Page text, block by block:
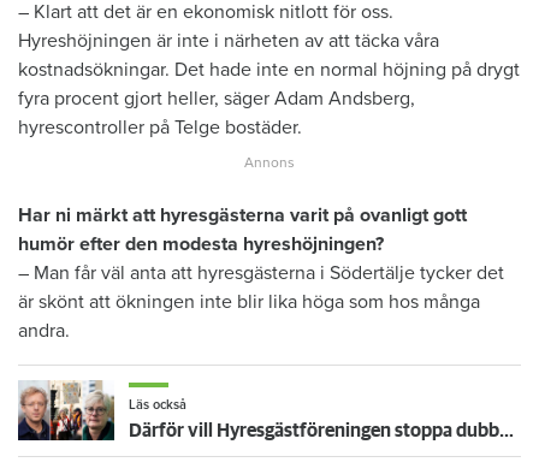
– Klart att det är en ekonomisk nitlott för oss.
Hyreshöjningen är inte i närheten av att täcka våra
kostnadsökningar. Det hade inte en normal höjning på drygt
fyra procent gjort heller, säger Adam Andsberg,
hyrescontroller på Telge bostäder.
Har ni märkt att hyresgästerna varit på ovanligt gott
humör efter den modesta hyreshöjningen?
– Man får väl anta att hyresgästerna i Södertälje tycker det
är skönt att ökningen inte blir lika höga som hos många
andra.
Läs också
Därför vill Hyresgästföreningen stoppa dubbelhöjningarna: "Kan spridas över landet"